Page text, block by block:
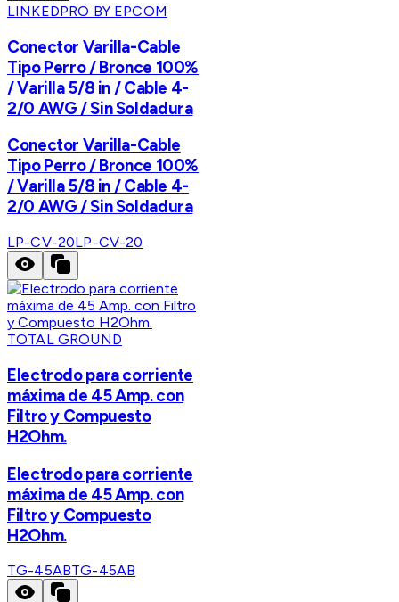
LINKEDPRO BY EPCOM
Conector Varilla-Cable
Tipo Perro / Bronce 100%
/ Varilla 5/8 in / Cable 4-
2/0 AWG / Sin Soldadura
Conector Varilla-Cable
Tipo Perro / Bronce 100%
/ Varilla 5/8 in / Cable 4-
2/0 AWG / Sin Soldadura
LP-CV-20LP-CV-20
TOTAL GROUND
Electrodo para corriente
máxima de 45 Amp. con
Filtro y Compuesto
H2Ohm.
Electrodo para corriente
máxima de 45 Amp. con
Filtro y Compuesto
H2Ohm.
TG-45ABTG-45AB